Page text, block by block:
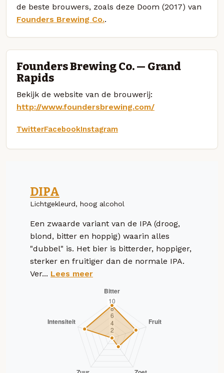
de beste brouwers, zoals deze Doom (2017) van
Founders Brewing Co..
Founders Brewing Co. — Grand
Rapids
Bekijk de website van de brouwerij:
http://www.foundersbrewing.com/
TwitterFacebookInstagram
DIPA
Lichtgekleurd, hoog alcohol
Een zwaarde variant van de IPA (droog,
blond, bitter en hoppig) waarin alles
"dubbel" is. Het bier is bitterder, hoppiger,
sterker en fruitiger dan de normale IPA.
Ver... Lees meer